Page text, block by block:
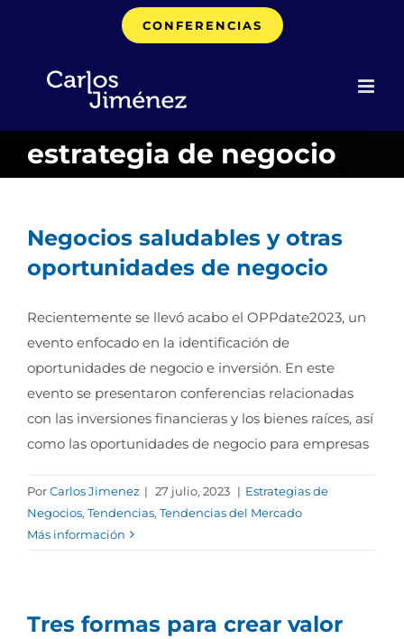
CONFERENCIAS
estrategia de negocio
Negocios saludables y otras
oportunidades de negocio
Recientemente se llevó acabo el OPPdate2023, un
evento enfocado en la identificación de
oportunidades de negocio e inversión. En este
evento se presentaron conferencias relacionadas
con las inversiones financieras y los bienes raíces, así
como las oportunidades de negocio para empresas
PorCarlos Jimenez | 27 julio, 2023 | Estrategias de
Negocios, Tendencias, Tendencias del Mercado
Más información
Tres formas para crear valor